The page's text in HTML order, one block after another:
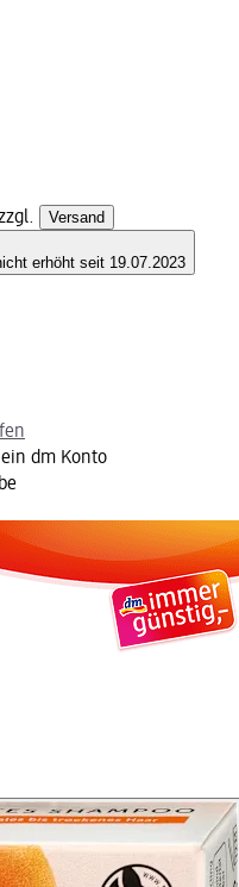
Versand
erhöht seit 19.07.2023
dm Konto